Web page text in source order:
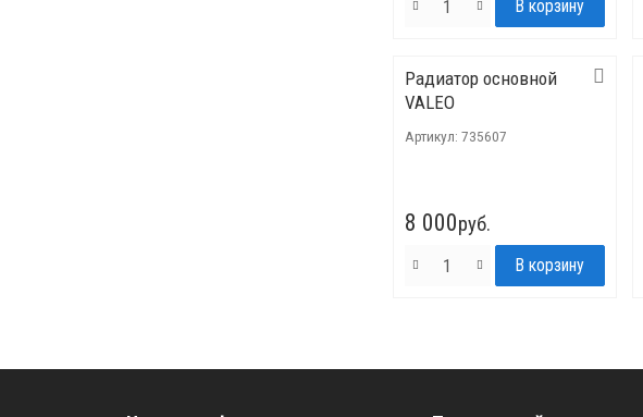
Радиатор основной
VALEO
Артикул: 735607
8 000руб.